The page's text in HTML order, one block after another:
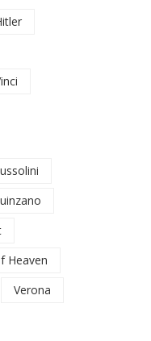
Heaven
Verona